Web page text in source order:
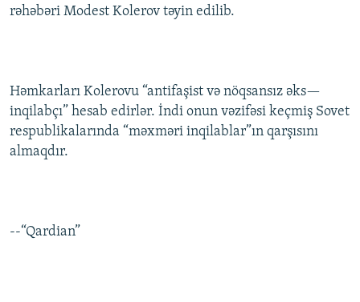
rəhəbəri Modest Kolerov təyin edilib.
Həmkarları Kolerovu “antifaşist və nöqsansız əks—
inqilabçı” hesab edirlər. İndi onun vəzifəsi keçmiş Sovet
respublikalarında “məxməri inqilablar”ın qarşısını
almaqdır.
--“Qardian”